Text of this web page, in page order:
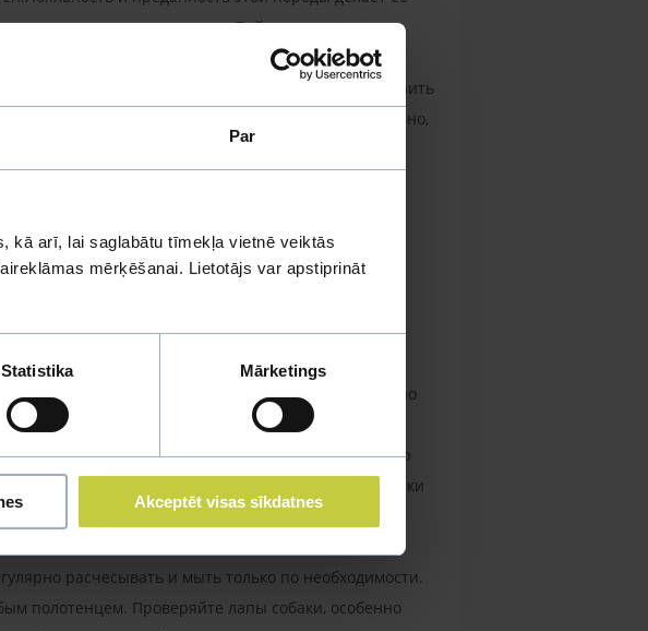
Par
kā arī, lai saglabātu tīmekļa vietnē veiktās
mērķēšanai. Lietotājs var apstiprināt
Statistika Mārketings
Akceptēt visas sīkdatnes
с детьми, порода. Пойнтер напоминает
охотником. Дома спокойна и послушна.
нужно с детства, чтобы заранее устранить
возбудимыми. К незнакомцам относятся уважительно,
Собаки выставочных линий являются
постоянно охотиться (инстинкт
проявлять охотничий инстинкт. Эти весьма
и с другими домашними животными.
дисплазии тазобедренного сустава и
активны, лучше всго себя чувствуют, свободно
Они отлично впишутся в молодую, активную
пойнтеру регулярные физические нагрузки
расчесывать и мыть только по необходимости.
полотенцем. Проверяйте лапы собаки, особенно